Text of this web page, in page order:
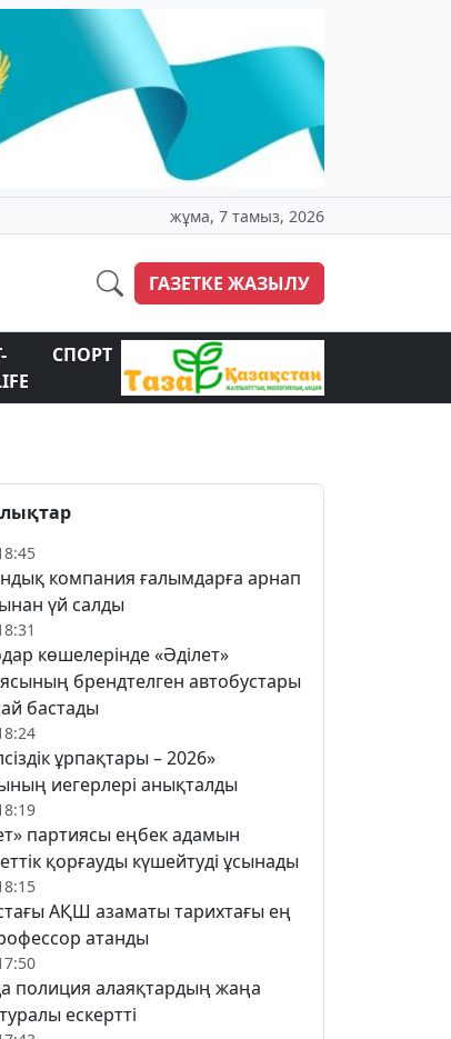
жұма, 7 тамыз, 2026
ГАЗЕТКЕ ЖАЗЫЛУ
СПОРТ
компания ғалымдарға арнап
үй салды
көшелерінде «Әділет»
брендтелген автобустары
бастады
ұрпақтары – 2026»
иегерлері анықталды
партиясы еңбек адамын
қорғауды күшейтуді ұсынады
АҚШ азаматы тарихтағы ең
атанды
полиция алаяқтардың жаңа
туралы ескертті